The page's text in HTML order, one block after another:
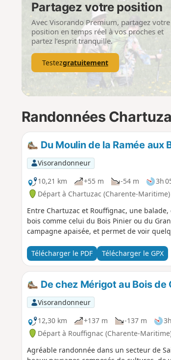
Partagez votre position
Avec Visorando Premium, partagez votre
position en temps réel à vos proches et
partez l’esprit tranquille.
Testezgratuitement
Randonnées
Du Moulin de la Ramée aux
Visorandonneur
10,21 km
+55 m -54 m 3h
Départ à Chartuzac (Charente-Maritime)
Entre Chartuzac et Rouffignac, une
bois comme celui du Bois Pinier ou du
campagne apaisée, et permet de voir
Télécharger le PDF Télécharger le GPX
De chez Mérigot au Bois de
Visorandonneur
12,30 km
+137 m -137 m
Départ à Rouffignac (Charente-
Agréable randonnée dans un secteur de